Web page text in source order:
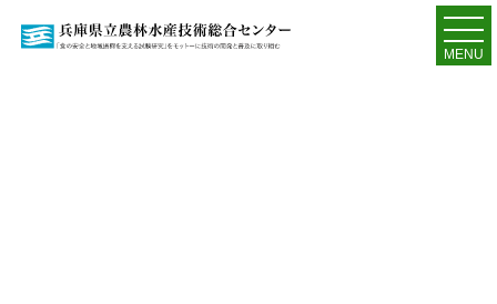
MENU